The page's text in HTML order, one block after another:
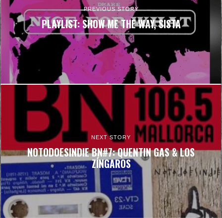
PREVIOUS STORY
PLAYLIST: SHOW ME THE WAY, SISTA
NEXT STORY
NOTODOESINDIE BN#7: QUENTIN GAS & LOS
ZÍNGAROS